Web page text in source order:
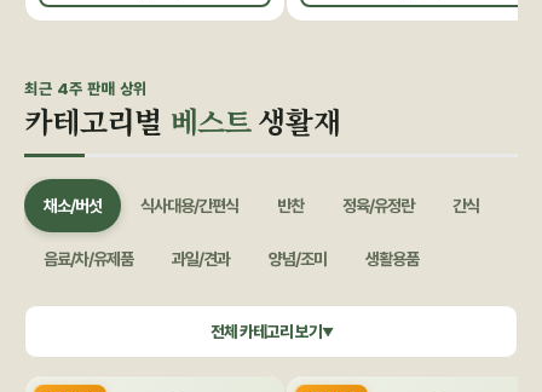
최근 4주 판매 상위
카테고리별 베스트생활재
채소/버섯 식사대용/간편식 반찬 정육/유정란 간식
음료/차/유제품 과일/견과 양념/조미 생활용품
쌀/잡곡 수산/건어물 공정무역(민중교역) 건강식품/꿀
전체 카테고리 보기▼